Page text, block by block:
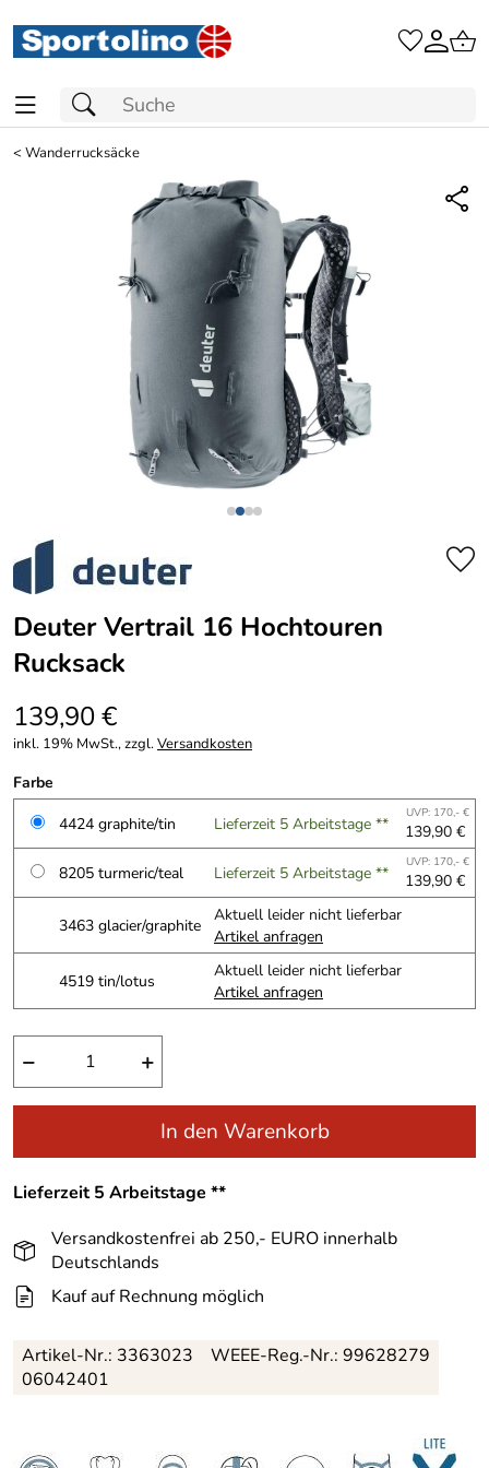
<Wanderrucksäcke
Deuter Vertrail 16 Hochtouren
Rucksack
139,90 €
inkl. 19% MwSt., zzgl.Versandkosten
Farbe
4424 graphite/tin
Lieferzeit 5 Arbeitstage ** UVP: 170,- €
139,90 €
8205 turmeric/teal
Lieferzeit 5 Arbeitstage ** UVP: 170,- €
139,90 €
3463 glacier/graphite Aktuell leider nicht lieferbar
Artikel anfragen
4519 tin/lotus
Aktuell leider nicht lieferbar
Artikel anfragen
− +
In den Warenkorb
Lieferzeit 5 Arbeitstage **
Versandkostenfrei ab 250,- EURO innerhalb
Deutschlands
Kauf auf Rechnung möglich
Artikel-Nr.: 3363023
06042401
WEEE-Reg.-Nr.: 99628279